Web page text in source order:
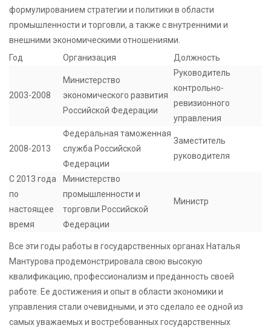
формулированием стратегии и политики в области
промышленности и торговли, а также с внутренними и
внешними экономическими отношениями.
Год
Организация Должность
2003-2008
Министерство
экономического развития
Российской Федерации
Руководитель
контрольно-
ревизионного
управления
2008-2013
Федеральная таможенная
служба Российской
Федерации
Заместитель
руководителя
С 2013 года
по
настоящее
время
Министерство
промышленности и
торговли Российской
Федерации
Министр
Все эти годы работы в государственных органах Наталья
Мантурова продемонстрировала свою высокую
квалификацию, профессионализм и преданность своей
работе. Ее достижения и опыт в области экономики и
управления стали очевидными, и это сделало ее одной из
самых уважаемых и востребованных государственных